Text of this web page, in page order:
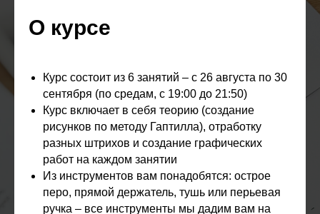
О курсе
Курс состоит из 6 занятий – с 26 августа по 30
сентября (по средам, с 19:00 до 21:50)
Курс включает в себя теорию (создание
рисунков по методу Гаптилла), отработку
разных штрихов и создание графических
работ на каждом занятии
Из инструментов вам понадобятся: острое
перо, прямой держатель, тушь или перьевая
ручка – все инструменты мы дадим вам на